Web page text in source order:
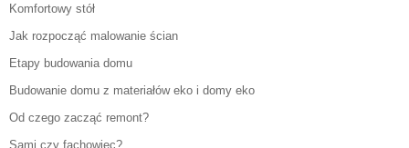
Komfortowy stół
Jak rozpocząć malowanie ścian
Etapy budowania domu
Budowanie domu z materiałów eko i domy eko
Od czego zacząć remont?
Sami czy fachowiec?